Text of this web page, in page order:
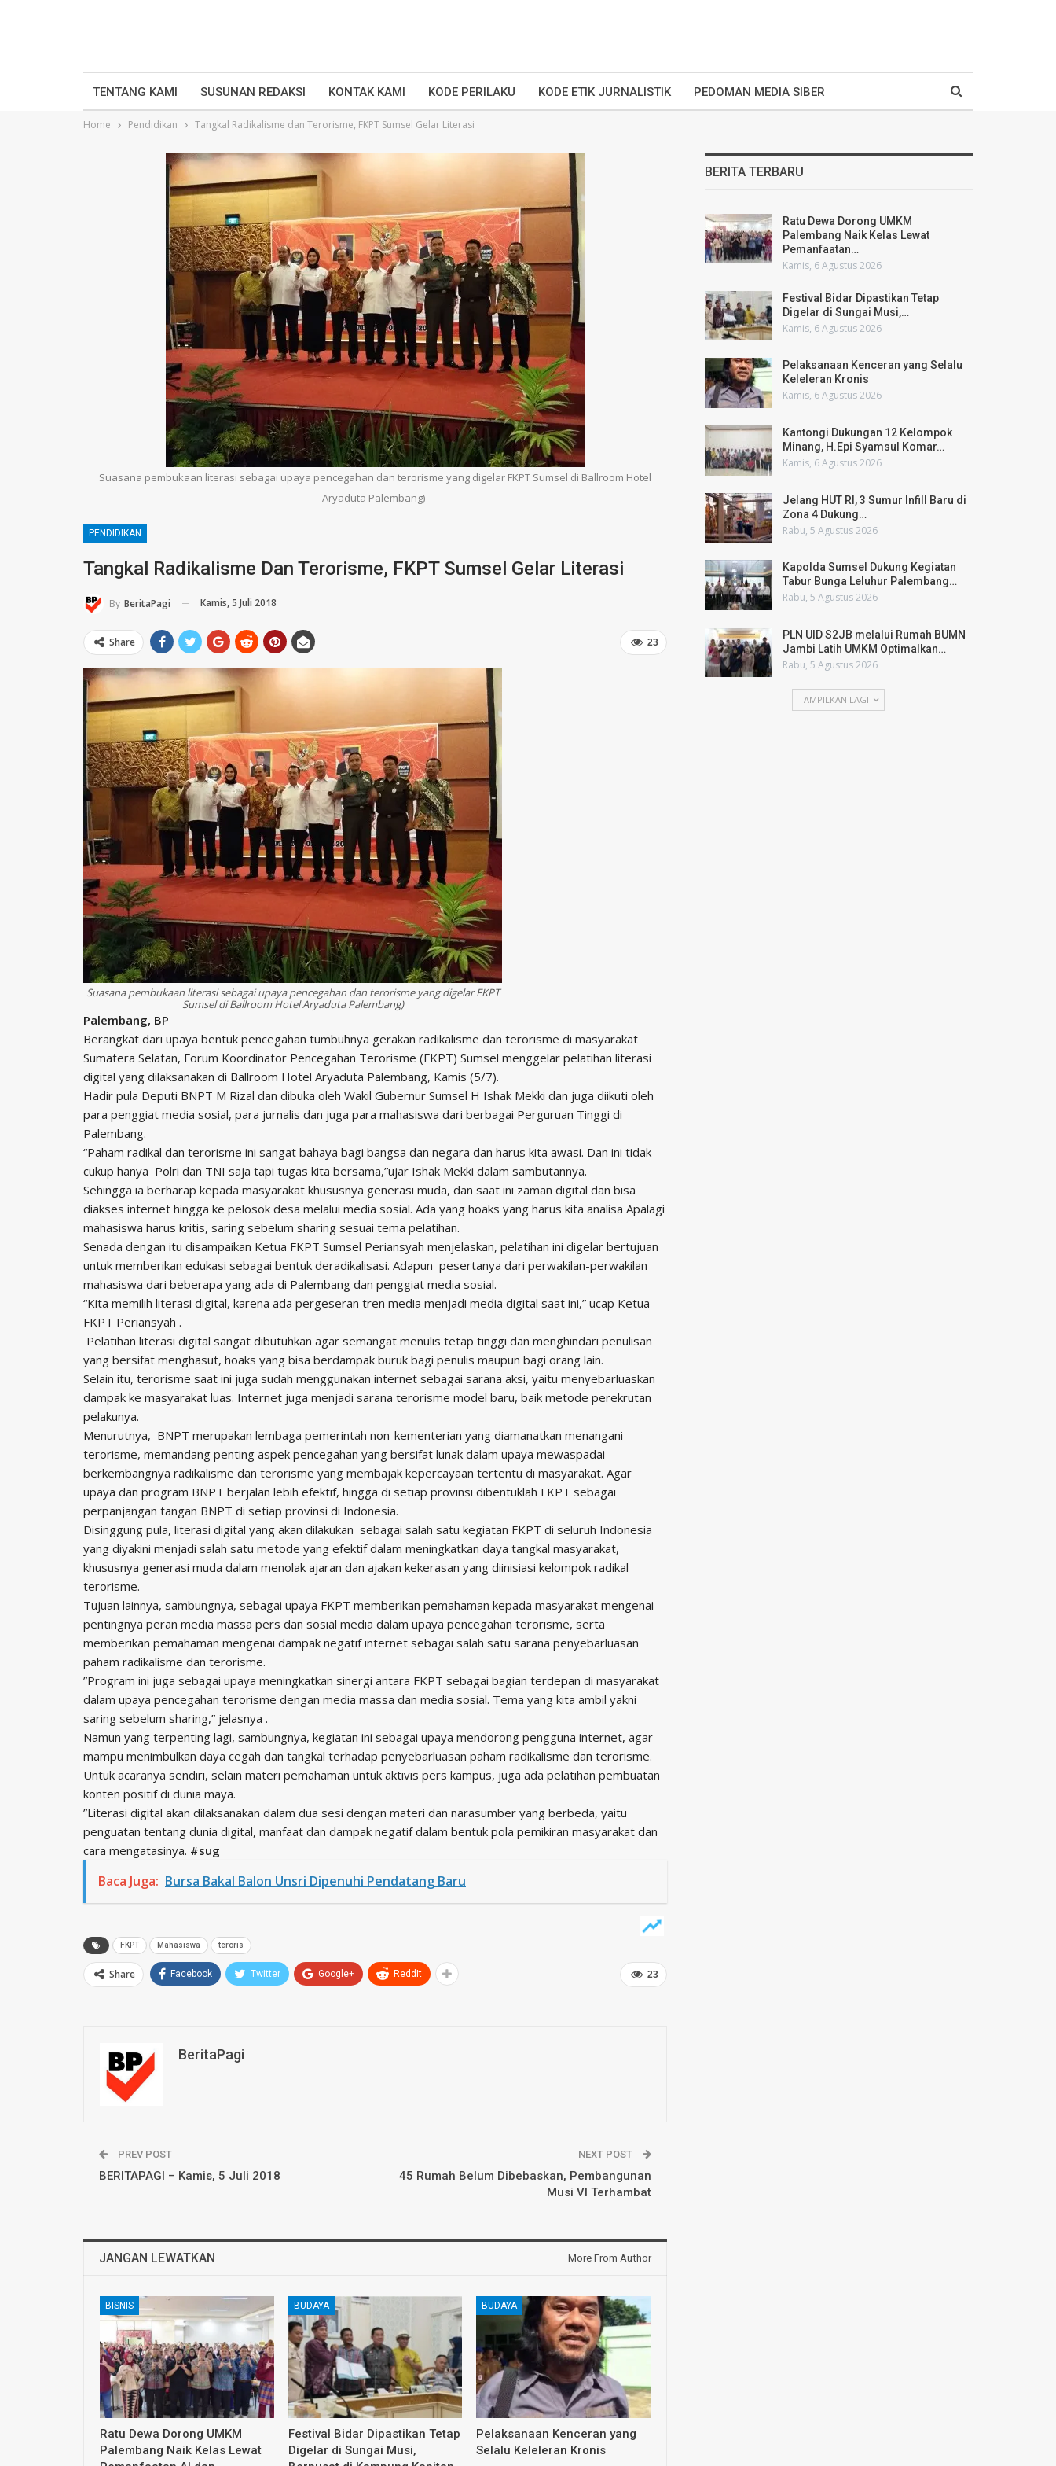
TENTANG KAMI SUSUNAN REDAKSI KONTAK KAMI KODE PERILAKU KODE ETIK JURNALISTIK PEDOMAN MEDIA SIBER
Home Pendidikan Tangkal Radikalisme dan Terorisme, FKPT Sumsel Gelar Literasi
Suasana pembukaan literasi sebagai upaya pencegahan dan terorisme yang digelar FKPT Sumsel di Ballroom Hotel
Aryaduta Palembang)
PENDIDIKAN
Tangkal Radikalisme Dan Terorisme, FKPT Sumsel Gelar Literasi
By BeritaPagi Kamis, 5 Juli 2018
23
Share
Suasana pembukaan literasi sebagai upaya pencegahan dan terorisme yang digelar FKPT
Sumsel di Ballroom Hotel Aryaduta Palembang)
Palembang, BP
Berangkat dari upaya bentuk pencegahan tumbuhnya gerakan radikalisme dan terorisme di masyarakat
Sumatera Selatan, Forum Koordinator Pencegahan Terorisme (FKPT) Sumsel menggelar pelatihan literasi
digital yang dilaksanakan di Ballroom Hotel Aryaduta Palembang, Kamis (5/7).
Hadir pula Deputi BNPT M Rizal dan dibuka oleh Wakil Gubernur Sumsel H Ishak Mekki dan juga diikuti oleh
para penggiat media sosial, para jurnalis dan juga para mahasiswa dari berbagai Perguruan Tinggi di
Palembang.
“Paham radikal dan terorisme ini sangat bahaya bagi bangsa dan negara dan harus kita awasi. Dan ini tidak
cukup hanya Polri dan TNI saja tapi tugas kita bersama,”ujar Ishak Mekki dalam sambutannya.
Sehingga ia berharap kepada masyarakat khususnya generasi muda, dan saat ini zaman digital dan bisa
diakses internet hingga ke pelosok desa melalui media sosial. Ada yang hoaks yang harus kita analisa Apalagi
mahasiswa harus kritis, saring sebelum sharing sesuai tema pelatihan.
Senada dengan itu disampaikan Ketua FKPT Sumsel Periansyah menjelaskan, pelatihan ini digelar bertujuan
untuk memberikan edukasi sebagai bentuk deradikalisasi. Adapun pesertanya dari perwakilan-perwakilan
mahasiswa dari beberapa yang ada di Palembang dan penggiat media sosial.
“Kita memilih literasi digital, karena ada pergeseran tren media menjadi media digital saat ini,” ucap Ketua
FKPT Periansyah .
Pelatihan literasi digital sangat dibutuhkan agar semangat menulis tetap tinggi dan menghindari penulisan
yang bersifat menghasut, hoaks yang bisa berdampak buruk bagi penulis maupun bagi orang lain.
Selain itu, terorisme saat ini juga sudah menggunakan internet sebagai sarana aksi, yaitu menyebarluaskan
dampak ke masyarakat luas. Internet juga menjadi sarana terorisme model baru, baik metode perekrutan
pelakunya.
Menurutnya, BNPT merupakan lembaga pemerintah non-kementerian yang diamanatkan menangani
terorisme, memandang penting aspek pencegahan yang bersifat lunak dalam upaya mewaspadai
berkembangnya radikalisme dan terorisme yang membajak kepercayaan tertentu di masyarakat. Agar
upaya dan program BNPT berjalan lebih efektif, hingga di setiap provinsi dibentuklah FKPT sebagai
perpanjangan tangan BNPT di setiap provinsi di Indonesia.
Disinggung pula, literasi digital yang akan dilakukan sebagai salah satu kegiatan FKPT di seluruh Indonesia
yang diyakini menjadi salah satu metode yang efektif dalam meningkatkan daya tangkal masyarakat,
khususnya generasi muda dalam menolak ajaran dan ajakan kekerasan yang diinisiasi kelompok radikal
terorisme.
Tujuan lainnya, sambungnya, sebagai upaya FKPT memberikan pemahaman kepada masyarakat mengenai
pentingnya peran media massa pers dan sosial media dalam upaya pencegahan terorisme, serta
memberikan pemahaman mengenai dampak negatif internet sebagai salah satu sarana penyebarluasan
paham radikalisme dan terorisme.
”Program ini juga sebagai upaya meningkatkan sinergi antara FKPT sebagai bagian terdepan di masyarakat
dalam upaya pencegahan terorisme dengan media massa dan media sosial. Tema yang kita ambil yakni
saring sebelum sharing,” jelasnya .
Namun yang terpenting lagi, sambungnya, kegiatan ini sebagai upaya mendorong pengguna internet, agar
mampu menimbulkan daya cegah dan tangkal terhadap penyebarluasan paham radikalisme dan terorisme.
Untuk acaranya sendiri, selain materi pemahaman untuk aktivis pers kampus, juga ada pelatihan pembuatan
konten positif di dunia maya.
”Literasi digital akan dilaksanakan dalam dua sesi dengan materi dan narasumber yang berbeda, yaitu
penguatan tentang dunia digital, manfaat dan dampak negatif dalam bentuk pola pemikiran masyarakat dan
cara mengatasinya. #sug
Baca Juga: Bursa Bakal Balon Unsri Dipenuhi Pendatang Baru
FKPT Mahasiswa teroris
23
Share Facebook Twitter Google+ ReddIt
BeritaPagi
PREV POST
BERITAPAGI – Kamis, 5 Juli 2018
NEXT POST
45 Rumah Belum Dibebaskan, Pembangunan
Musi VI Terhambat
JANGAN LEWATKAN More From Author
BISNIS
Ratu Dewa Dorong UMKM
Palembang Naik Kelas Lewat
BUDAYA
Festival Bidar Dipastikan Tetap
Digelar di Sungai Musi,
BUDAYA
Pelaksanaan Kenceran yang
Selalu Keleleran Kronis
BERITA TERBARU
Ratu Dewa Dorong UMKM
Palembang Naik Kelas Lewat
Pemanfaatan…
Kamis, 6 Agustus 2026
Festival Bidar Dipastikan Tetap
Digelar di Sungai Musi,…
Kamis, 6 Agustus 2026
Pelaksanaan Kenceran yang Selalu
Keleleran Kronis
Kamis, 6 Agustus 2026
Kantongi Dukungan 12 Kelompok
Minang, H.Epi Syamsul Komar…
Kamis, 6 Agustus 2026
Jelang HUT RI, 3 Sumur Infill Baru di
Zona 4 Dukung…
Rabu, 5 Agustus 2026
Kapolda Sumsel Dukung Kegiatan
Tabur Bunga Leluhur Palembang…
Rabu, 5 Agustus 2026
PLN UID S2JB melalui Rumah BUMN
Jambi Latih UMKM Optimalkan…
Rabu, 5 Agustus 2026
TAMPILKAN LAGI